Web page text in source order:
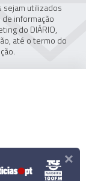
utilizados
informação
do DIÁRIO,
até o termo do
×